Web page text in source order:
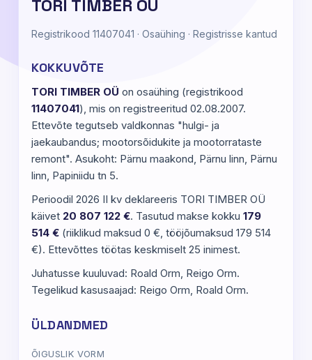
TORI TIMBER OÜ
Registrikood 11407041 · Osaühing · Registrisse kantud
KOKKUVÕTE
TORI TIMBER OÜ on osaühing (registrikood
11407041), mis on registreeritud 02.08.2007.
Ettevõte tegutseb valdkonnas "hulgi- ja
jaekaubandus; mootorsõidukite ja mootorrataste
remont". Asukoht: Pärnu maakond, Pärnu linn, Pärnu
linn, Papiniidu tn 5.
Perioodil 2026 II kv deklareeris TORI TIMBER OÜ
käivet 20 807 122 €. Tasutud makse kokku 179
514 € (riiklikud maksud 0 €, tööjõumaksud 179 514
€). Ettevõttes töötas keskmiselt 25 inimest.
Juhatusse kuuluvad: Roald Orm, Reigo Orm.
Tegelikud kasusaajad: Reigo Orm, Roald Orm.
ÜLDANDMED
ÕIGUSLIK VORM